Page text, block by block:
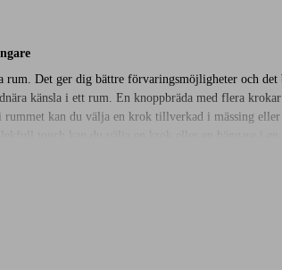
rum. Det ger dig bättre förvaringsmöjligheter och
känsla i ett rum. En knoppbräda med flera
kan du välja en krok tillverkad i mässing
krokar och hängare passar så klart utmärkt att